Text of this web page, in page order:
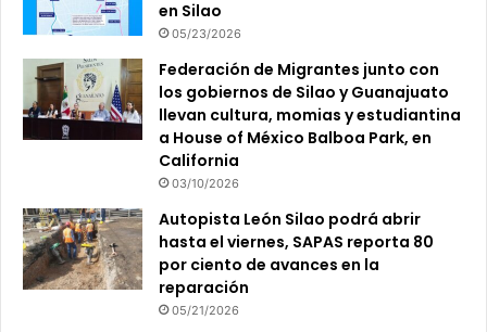
en Silao
05/23/2026
Federación de Migrantes junto con
los gobiernos de Silao y Guanajuato
llevan cultura, momias y estudiantina
a House of México Balboa Park, en
California
03/10/2026
Autopista León Silao podrá abrir
hasta el viernes, SAPAS reporta 80
por ciento de avances en la
reparación
05/21/2026